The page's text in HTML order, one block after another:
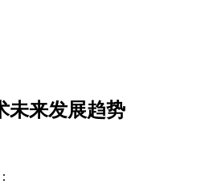
未来发展趋势